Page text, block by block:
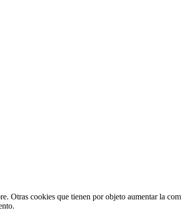
Otras cookies que tienen por objeto aumentar la